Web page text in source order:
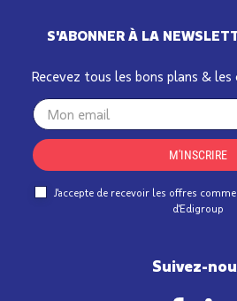
S'ABONNER À LA
Recevez tous les bons plans &
Your
email
M'INSCRIRE
J'accepte de recevoir les offres
d'Edigroup
Suivez-